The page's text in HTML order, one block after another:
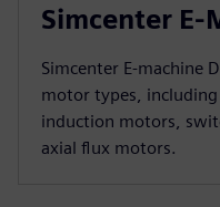
Simcenter E-
Simcenter E-machine
motor types,
induction motors,
axial flux motors.